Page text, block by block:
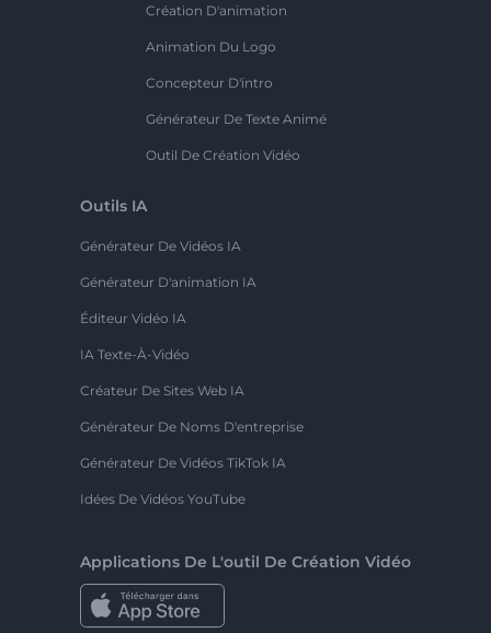
Création D'animation
Animation Du Logo
Concepteur D'intro
Générateur De Texte Animé
Outil De Création Vidéo
Outils IA
Générateur De Vidéos IA
Générateur D'animation IA
Éditeur Vidéo IA
IA Texte-À-Vidéo
Créateur De Sites Web IA
Générateur De Noms D'entreprise
Générateur De Vidéos TikTok IA
Idées De Vidéos YouTube
Applications De L'outil De Création Vidéo